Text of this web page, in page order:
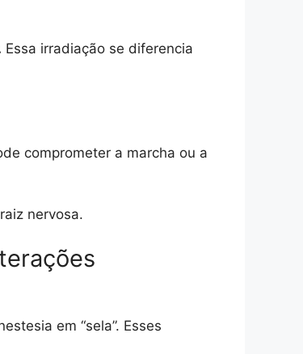
Essa irradiação se diferencia
comprometer a marcha ou a
nervosa.
em “sela”. Esses